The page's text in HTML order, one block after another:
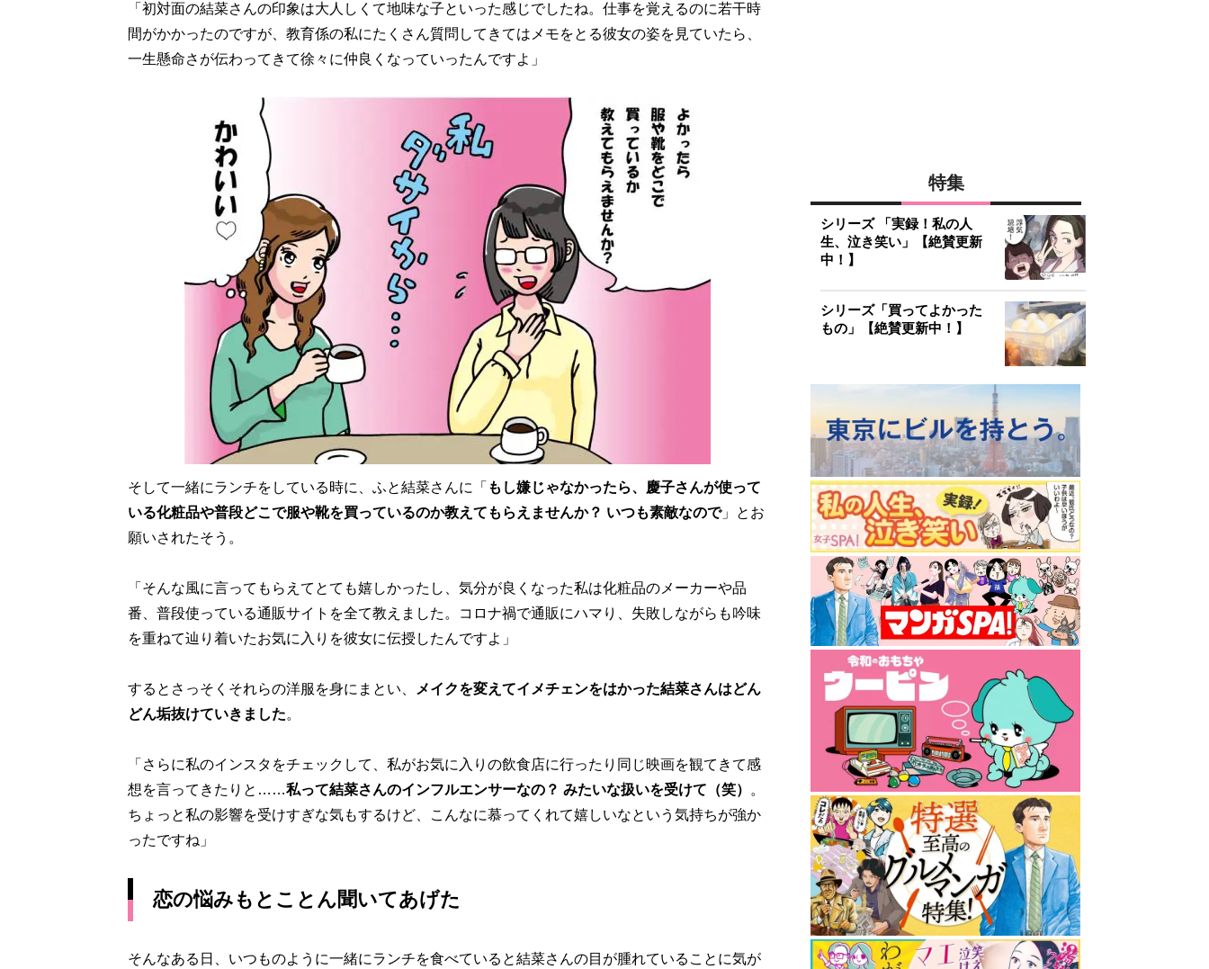
「初対面の結菜さんの印象は大人しくて地味な子といった感じでしたね。仕事を覚えるのに若干時
間がかかったのですが、教育係の私にたくさん質問してきてはメモをとる彼女の姿を見ていたら、
一生懸命さが伝わってきて徐々に仲良くなっていったんですよ」
そして一緒にランチをしている時に、ふと結菜さんに「 もし嫌じゃなかったら、慶子さんが使って
いる化粧品や普段どこで服や靴を買っているのか教えてもらえませんか？ いつも素敵なので」とお
願いされたそう。
「そんな風に言ってもらえてとても嬉しかったし、気分が良くなった私は化粧品のメーカーや品
番、普段使っている通販サイトを全て教えました。コロナ禍で通販にハマり、失敗しながらも吟味
を重ねて辿り着いたお気に入りを彼女に伝授したんですよ」
するとさっそくそれらの洋服を身にまとい、
メイクを変えてイメチェンをはかった結菜さんはどん
どん垢抜けていきました。
「さらに私のインスタをチェックして、私がお気に入りの飲食店に行ったり同じ映画を観てきて感
想を言ってきたりと……私って結菜さんのインフルエンサーなの？ みたいな扱いを受けて（笑）
。
ちょっと私の影響を受けすぎな気もするけど、こんなに慕ってくれて嬉しいなという気持ちが強か
ったですね」
恋の悩みもとことん聞いてあげた
そんなある日、いつものように一緒にランチを食べていると結菜さんの目が腫れていることに気が
特集
シリーズ 「実録！私の人
生、泣き笑い」【絶賛更新
中！】
シリーズ「買ってよかった
もの」【絶賛更新中！】